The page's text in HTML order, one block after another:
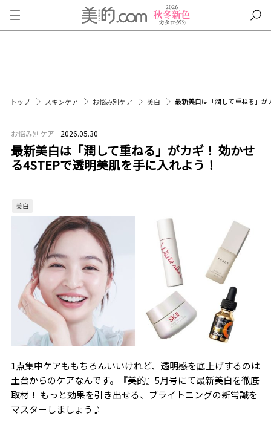
トップ スキンケア お悩み別ケア 美白 最新美白は「潤して重ねる」が
お悩み別ケア 2026.05.30
最新美白は「潤して重ねる」がカギ！ 効かせ
る4STEPで透明美肌を手に入れよう！
美白
1点集中ケアももちろんいいけれど、透明感を底上げするのは
土台からのケアなんです。『美的』5月号にて最新美白を徹底
取材！ もっと効果を引き出せる、ブライトニングの新常識を
マスターしましょう♪